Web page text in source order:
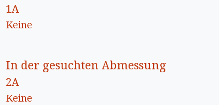
1A
Keine
In der gesuchten Abmessung
2A
Keine